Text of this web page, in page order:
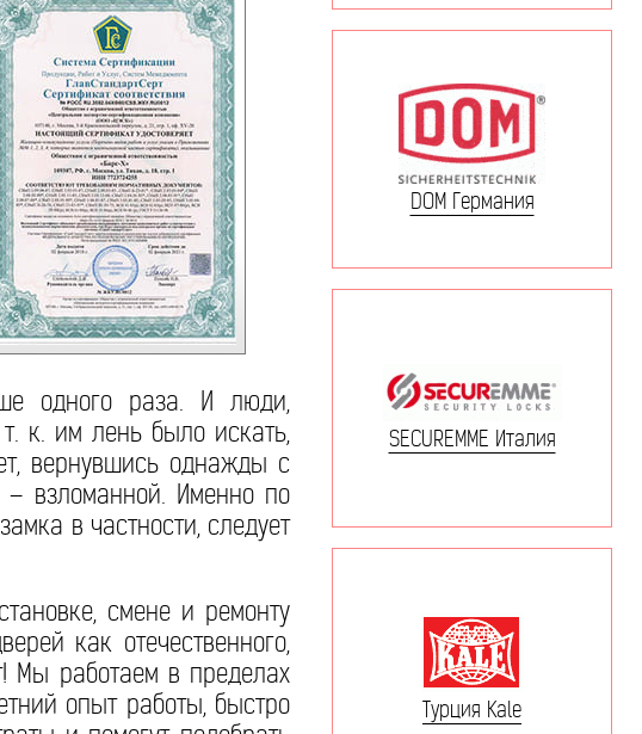
одного раза. И люди,
к. им лень было искать,
вернувшись однажды с
– взломанной. Именно по
в частности, следует
смене и ремонту
как отечественного,
Мы работаем в пределах
опыт работы, быстро
DOM Германия
SECUREMME Италия
Турция Kale